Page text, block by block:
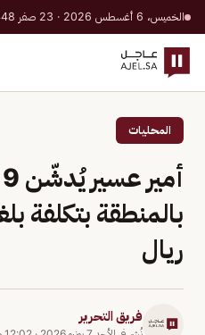
الخميس، 6 أغسطس 2026 · 23 صفر 1448 هـ
المحليات
ريال
فريق التحرير